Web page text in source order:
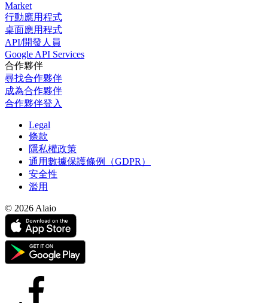
Market
行動應用程式
桌面應用程式
API/開發人員
Google API Services
合作夥伴
尋找合作夥伴
成為合作夥伴
合作夥伴登入
Legal
條款
隱私權政策
通用數據保護條例（GDPR）
安全性
濫用
© 2026 Alaio